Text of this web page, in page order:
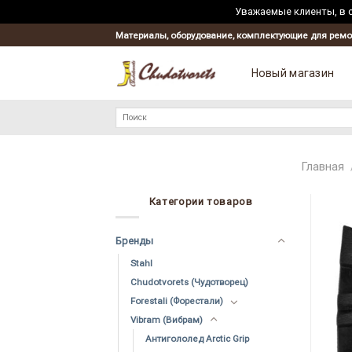
Уважаемые клиенты, в
Материалы, оборудование, комплектующие для
Новый магазин
Искать:
Главная
Категории товаров
Бренды
Stahl
Chudotvorets (Чудотворец)
Forestali (Форестали)
Vibram (Вибрам)
Антигололед Arctic Grip